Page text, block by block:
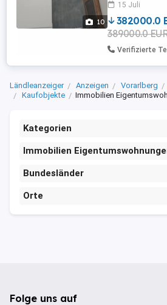
10
Maklerprovision
15 Juli
382000.0
389000.0
Verifizierte
Ländleanzeiger Anzeigen Vorarlberg
Kaufobjekte
Immobilien
Kategorien
Immobilien
Bundesländer
Orte
Folge uns auf